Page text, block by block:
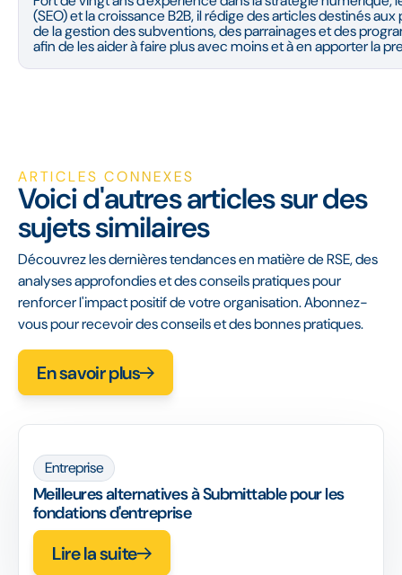
(SEO) et la croissance B2B, il rédige des articles destinés
de la gestion des subventions, des parrainages et des
afin de les aider à faire plus avec moins et à en apporter la
ARTICLES CONNEXES
Voici d'autres articles sur des
sujets similaires
Découvrez les dernières tendances en matière de RSE, des
analyses approfondies et des conseils pratiques pour
renforcer l'impact positif de votre organisation. Abonnez-
vous pour recevoir des conseils et des bonnes pratiques.
En savoir plus
Entreprise
Meilleures alternatives à Submittable pour les
fondations d'entreprise
Lire la suite